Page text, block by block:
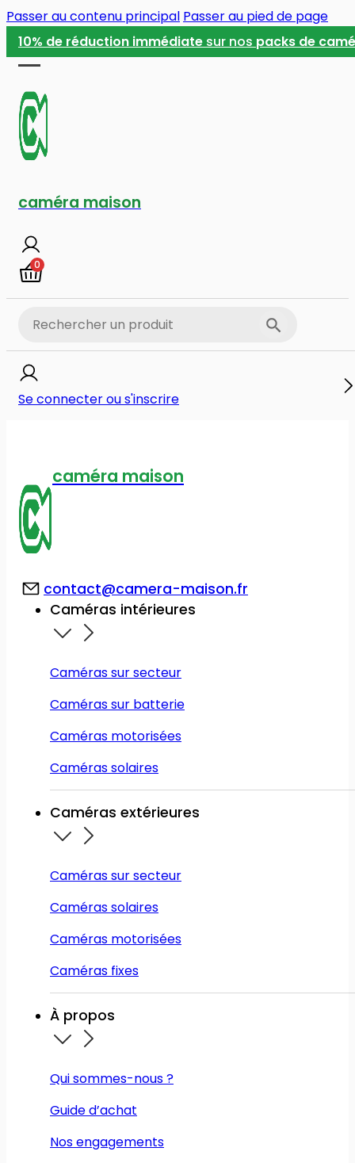
Passer au contenu principal Passer au pied de page
10% de réduction immédiate sur nos packs de
caméra maison
0
for:
Se connecter ou s'inscrire
caméra maison
contact@camera-maison.fr
Caméras intérieures
Caméras sur secteur
Caméras sur batterie
Caméras motorisées
Caméras solaires
Caméras extérieures
Caméras sur secteur
Caméras solaires
Caméras motorisées
Caméras fixes
À propos
Qui sommes-nous ?
Guide d’achat
Nos engagements